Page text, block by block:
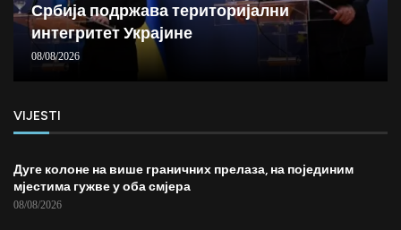
Србија подржава територијални
интегритет Украјине
08/08/2026
VIJESTI
Дуге колоне на више граничних прелаза, на појединим
мјестима гужве у оба смјера
08/08/2026